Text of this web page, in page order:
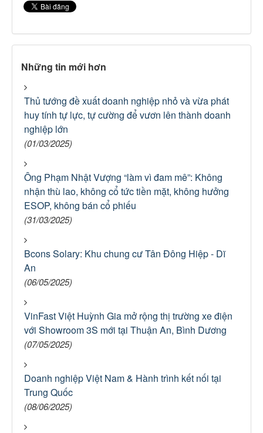
Những tin mới hơn
Thủ tướng đề xuất doanh nghiệp nhỏ và vừa phát
huy tính tự lực, tự cường để vươn lên thành doanh
nghiệp lớn
(01/03/2025)
Ông Phạm Nhật Vượng “làm vì đam mê”: Không
nhận thù lao, không cổ tức tiền mặt, không hưởng
ESOP, không bán cổ phiếu
(31/03/2025)
Bcons Solary: Khu chung cư Tân Đông Hiệp - Dĩ
An
(06/05/2025)
VinFast Việt Huỳnh Gia mở rộng thị trường xe điện
với Showroom 3S mới tại Thuận An, Bình Dương
(07/05/2025)
Doanh nghiệp Việt Nam & Hành trình kết nối tại
Trung Quốc
(08/06/2025)